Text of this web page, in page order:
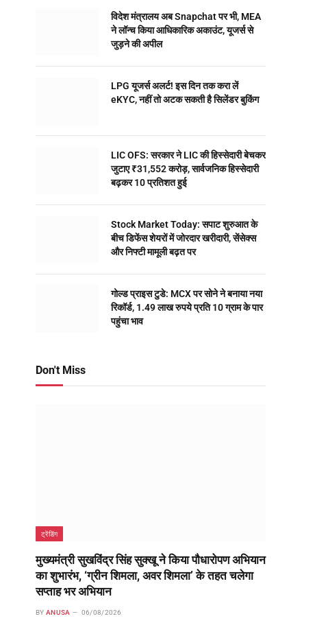
विदेश मंत्रालय अब Snapchat पर भी, MEA
ने लॉन्च किया आधिकारिक अकाउंट, यूजर्स से
जुड़ने की अपील
LPG यूजर्स अलर्ट! इस दिन तक करा लें
eKYC, नहीं तो अटक सकती है सिलेंडर बुकिंग
LIC OFS: सरकार ने LIC की हिस्सेदारी बेचकर
जुटाए ₹31,552 करोड़, सार्वजनिक हिस्सेदारी
बढ़कर 10 प्रतिशत हुई
Stock Market Today: सपाट शुरुआत के
बीच डिफेंस शेयरों में जोरदार खरीदारी, सेंसेक्स
और निफ्टी मामूली बढ़त पर
गोल्ड प्राइस टुडे: MCX पर सोने ने बनाया नया
रिकॉर्ड, 1.49 लाख रुपये प्रति 10 ग्राम के पार
पहुंचा भाव
Don't Miss
ट्रेंडिंग
मुख्यमंत्री सुखविंद्र सिंह सुक्खू ने किया पौधारोपण अभियान
का शुभारंभ, ‘ग्रीन शिमला, अवर शिमला’ के तहत चलेगा
सप्ताह भर अभियान
BY ANUSA 06/08/2026